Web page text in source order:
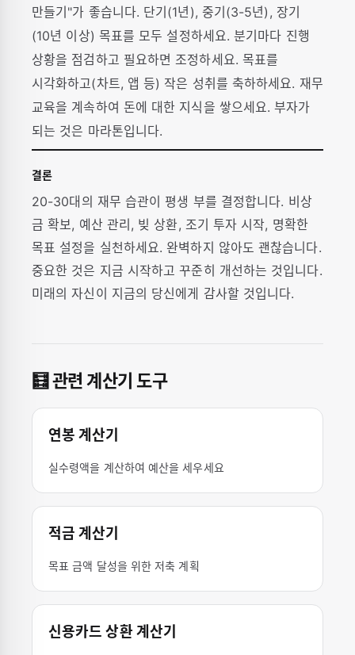
만들기"가 좋습니다. 단기(1년), 중기(3-5년), 장기
(10년 이상) 목표를 모두 설정하세요. 분기마다 진행
상황을 점검하고 필요하면 조정하세요. 목표를
시각화하고(차트, 앱 등) 작은 성취를 축하하세요. 재무
교육을 계속하여 돈에 대한 지식을 쌓으세요. 부자가
되는 것은 마라톤입니다.
결론
20-30대의 재무 습관이 평생 부를 결정합니다. 비상
금 확보, 예산 관리, 빚 상환, 조기 투자 시작, 명확한
목표 설정을 실천하세요. 완벽하지 않아도 괜찮습니다.
중요한 것은 지금 시작하고 꾸준히 개선하는 것입니다.
미래의 자신이 지금의 당신에게 감사할 것입니다.
🧮 관련 계산기 도구
연봉 계산기
실수령액을 계산하여 예산을 세우세요
적금 계산기
목표 금액 달성을 위한 저축 계획
신용카드 상환 계산기